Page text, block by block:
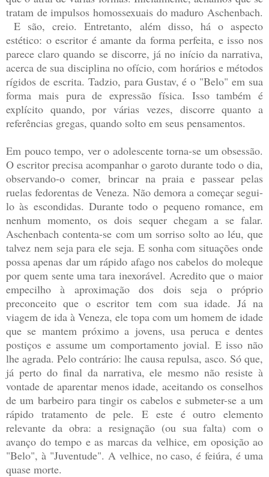
tratam de impulsos homossexuais do maduro Aschenbach.
E são, creio. Entretanto, além disso, há o aspecto
estético: o escritor é amante da forma perfeita, e isso nos
parece claro quando se discorre, já no início da narrativa,
acerca de sua disciplina no ofício, com horários e métodos
rígidos de escrita. Tadzio, para Gustav, é o "Belo" em sua
forma mais pura de expressão física. Isso também é
explícito quando, por várias vezes, discorre quanto a
referências gregas, quando solto em seus pensamentos.
Em pouco tempo, ver o adolescente torna-se um obsessão.
O escritor precisa acompanhar o garoto durante todo o dia,
observando-o comer, brincar na praia e passear pelas
ruelas fedorentas de Veneza. Não demora a começar segui-
lo às escondidas. Durante todo o pequeno romance, em
nenhum momento, os dois sequer chegam a se falar.
Aschenbach contenta-se com um sorriso solto ao léu, que
talvez nem seja para ele seja. E sonha com situações onde
possa apenas dar um rápido afago nos cabelos do moleque
por quem sente uma tara inexorável. Acredito que o maior
empecilho à aproximação dos dois seja o próprio
preconceito que o escritor tem com sua idade. Já na
viagem de ida à Veneza, ele topa com um homem de idade
que se mantem próximo a jovens, usa peruca e dentes
postiços e assume um comportamento jovial. E isso não
lhe agrada. Pelo contrário: lhe causa repulsa, asco. Só que,
já perto do final da narrativa, ele mesmo não resiste à
vontade de aparentar menos idade, aceitando os conselhos
de um barbeiro para tingir os cabelos e submeter-se a um
rápido tratamento de pele. E este é outro elemento
relevante da obra: a resignação (ou sua falta) com o
avanço do tempo e as marcas da velhice, em oposição ao
"Belo", à "Juventude". A velhice, no caso, é feiúra, é uma
quase morte.